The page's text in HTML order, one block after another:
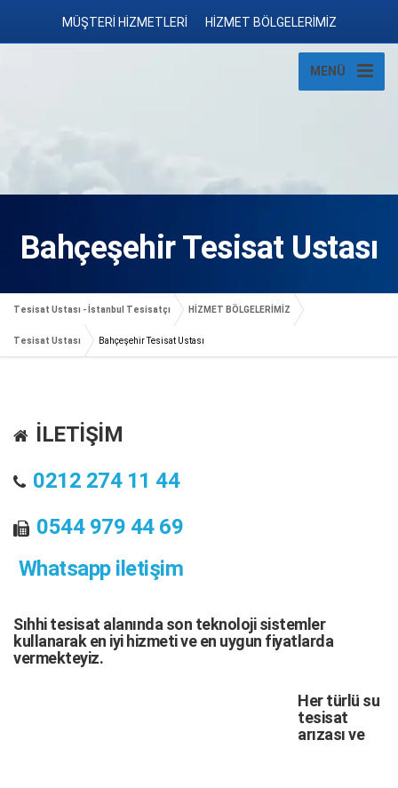
MÜŞTERİ HİZMETLERİ HİZMET BÖLGELERİMİZ
MENÜ
Bahçeşehir Tesisat Ustası
Tesisat Ustası - İstanbul Tesisatçı HİZMET BÖLGELERİMİZ
Tesisat Ustası Bahçeşehir Tesisat Ustası
İLETİŞİM
0212 274 11 44
0544 979 44 69
Whatsapp iletişim
Sıhhi tesisat alanında son teknoloji sistemler
kullanarak en iyi hizmeti ve en uygun fiyatlarda
vermekteyiz.
Her türlü su
tesisat
arızasıve